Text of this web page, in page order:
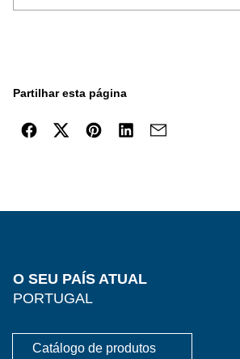
Partilhar esta página
O SEU PAÍS ATUAL
PORTUGAL
Catálogo de produtos